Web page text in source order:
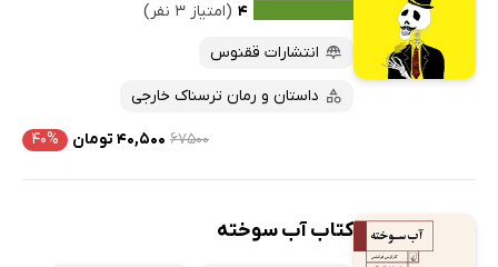
۴ (امتیاز ۳ نفر)
انتشارات ققنوس
داستان و رمان ترسناک خارجی
۶۷۵۰۰ ۴۰,۵۰۰ تومان ۴۰%
کتاب آب سوخته